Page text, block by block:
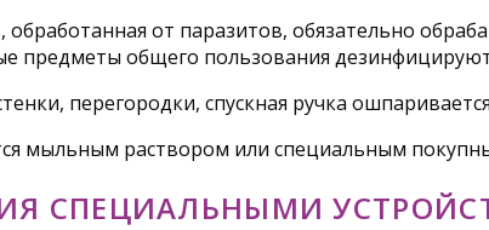
обработанная от паразитов, обязательно
предметы общего пользования
перегородки, спускная ручка
мыльным раствором или специальным
СПЕЦИАЛЬНЫМИ